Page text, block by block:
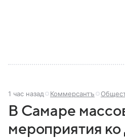
1 час назад Коммерсантъ
В Самаре
мероприятия